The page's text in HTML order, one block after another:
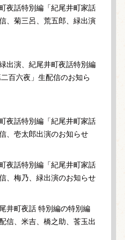
夜話特別編「紀尾井町家話
、菊三呂、荒五郎、緑出演
出演、紀尾井町夜話特別編
二百六夜」生配信のお知ら
夜話特別編「紀尾井町家話
、壱太郎出演のお知らせ
夜話特別編「紀尾井町家話
、梅乃、緑出演のお知らせ
井町夜話 特別編の特別編
信、米吉、橋之助、莟玉出